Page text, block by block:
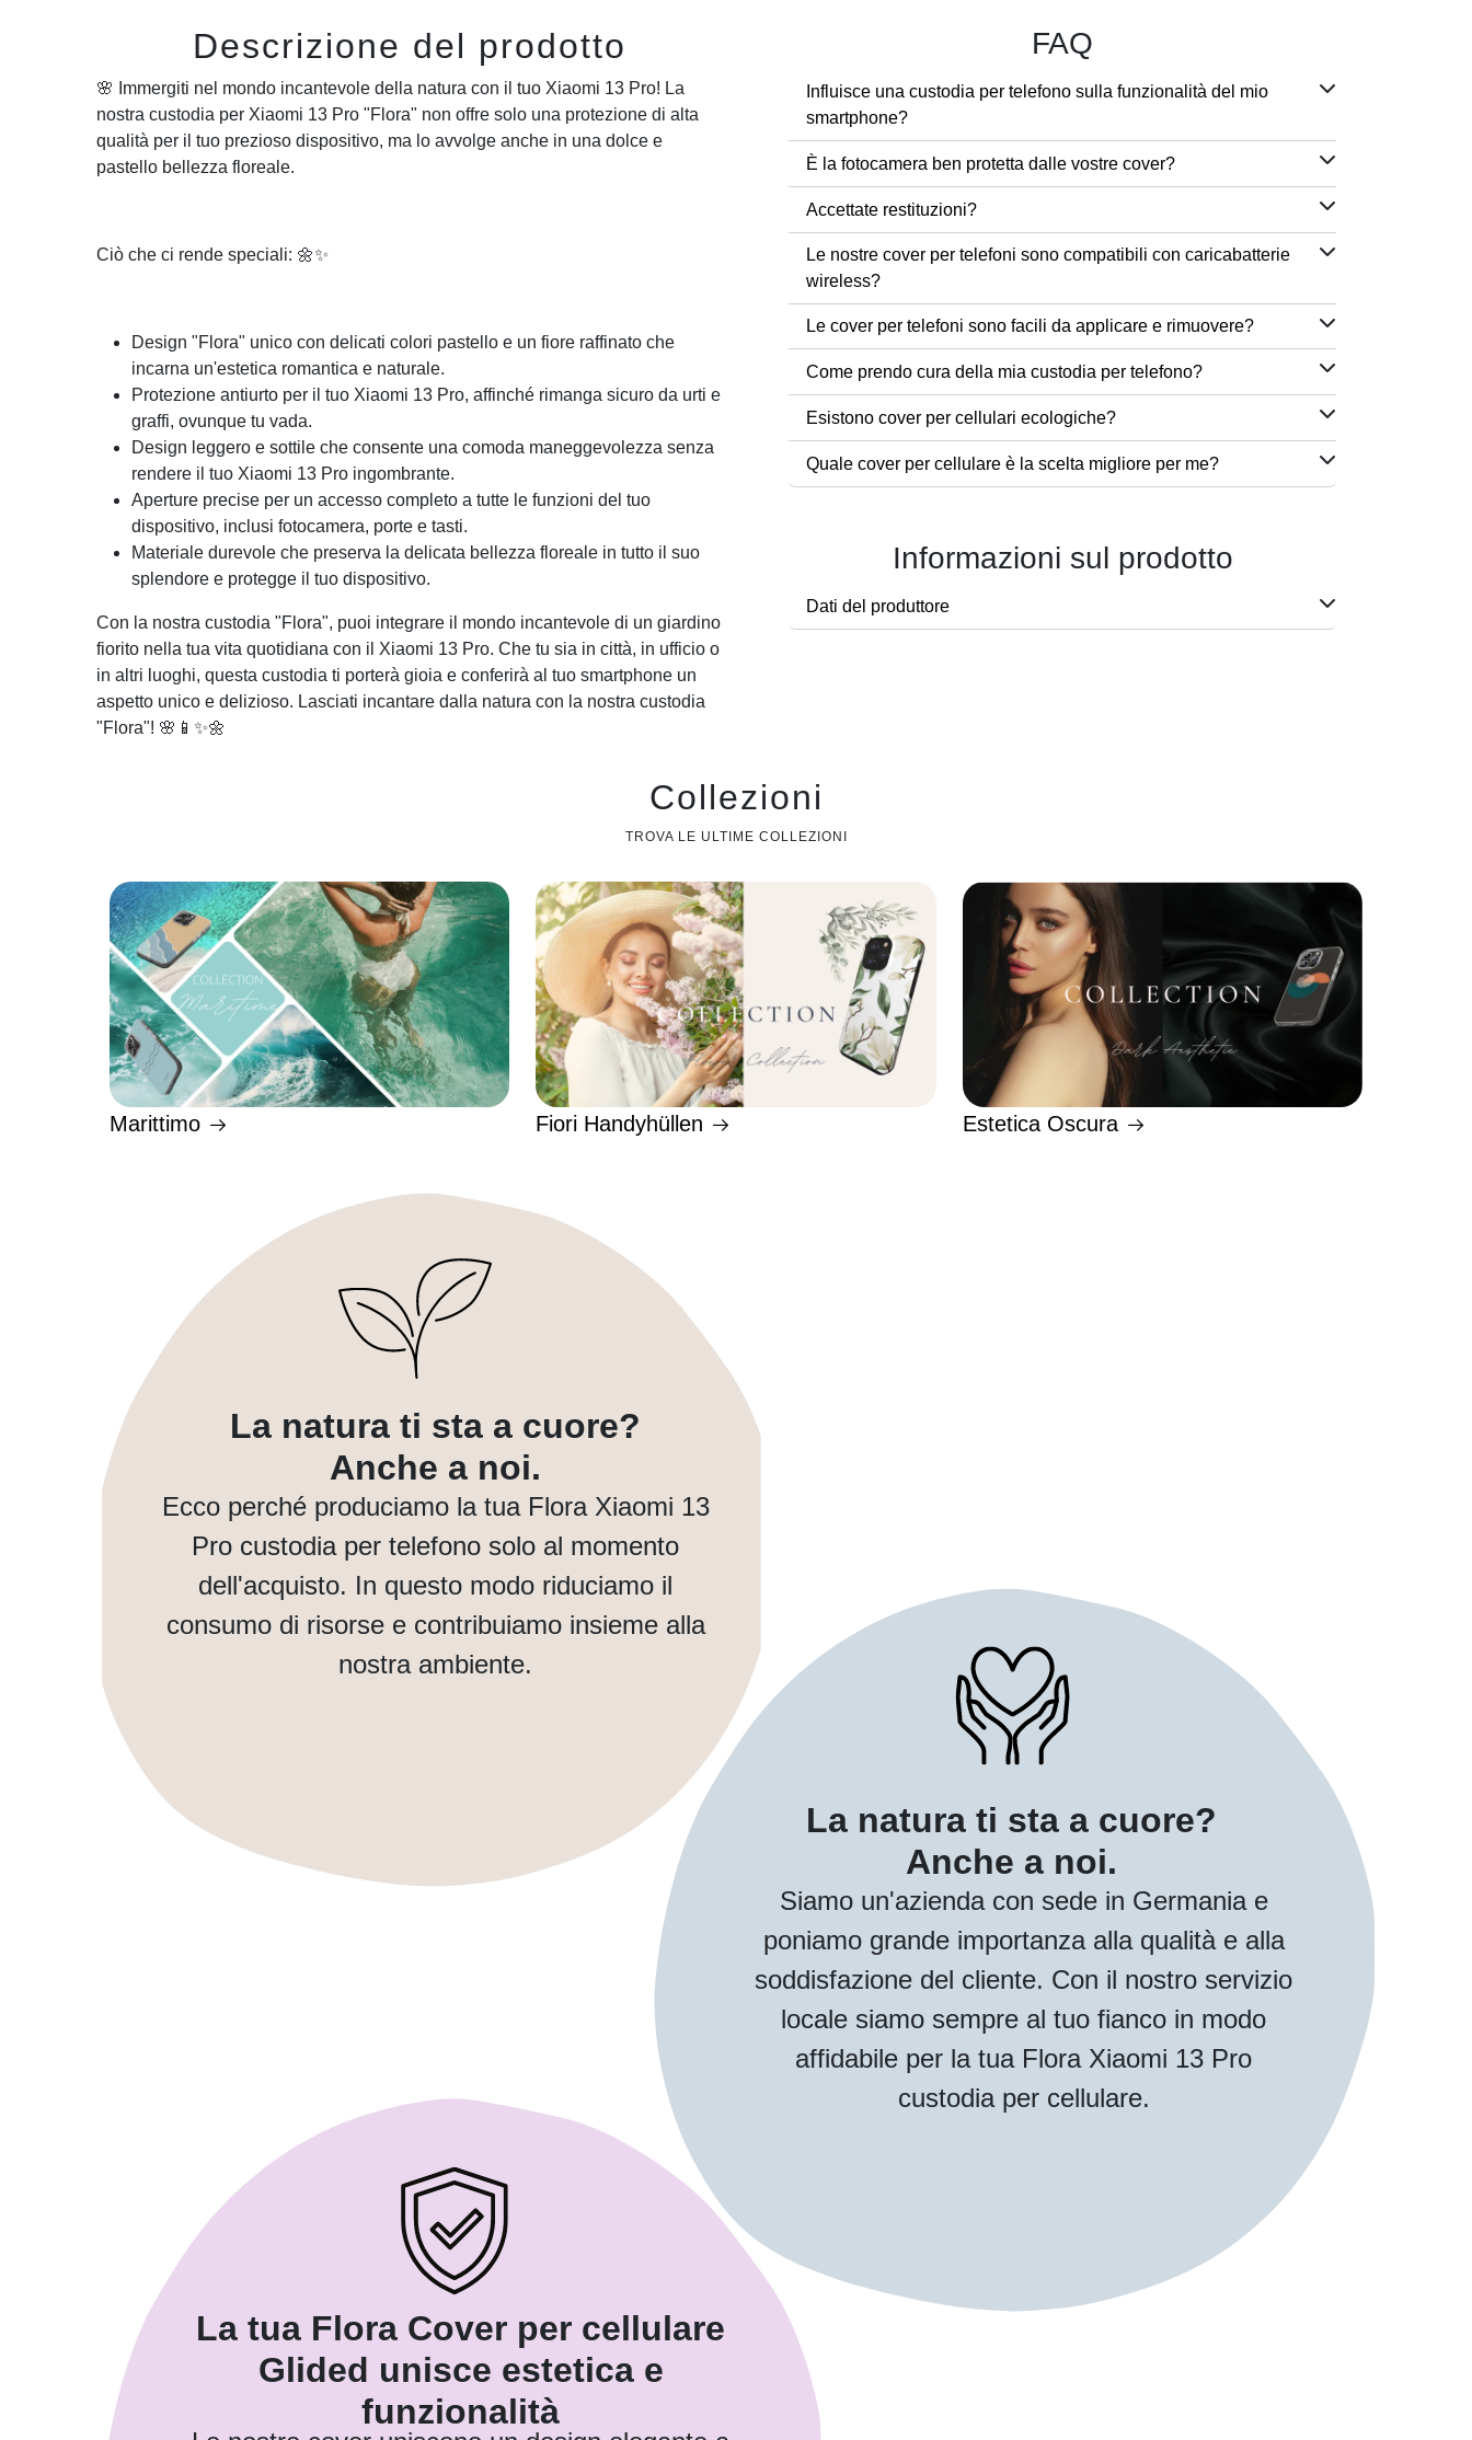
Descrizione del prodotto
🌸 Immergiti nel mondo incantevole della natura con il tuo Xiaomi 13 Pro! La
nostra custodia per Xiaomi 13 Pro "Flora" non offre solo una protezione di alta
qualità per il tuo prezioso dispositivo, ma lo avvolge anche in una dolce e
pastello bellezza floreale.
Ciò che ci rende speciali: 🌼✨
Design "Flora" unico con delicati colori pastello e un fiore raffinato che
incarna un'estetica romantica e naturale.
Protezione antiurto per il tuo Xiaomi 13 Pro, affinché rimanga sicuro da urti e
graffi, ovunque tu vada.
Design leggero e sottile che consente una comoda maneggevolezza senza
rendere il tuo Xiaomi 13 Pro ingombrante.
Aperture precise per un accesso completo a tutte le funzioni del tuo
dispositivo, inclusi fotocamera, porte e tasti.
Materiale durevole che preserva la delicata bellezza floreale in tutto il suo
splendore e protegge il tuo dispositivo.
Con la nostra custodia "Flora", puoi integrare il mondo incantevole di un giardino
fiorito nella tua vita quotidiana con il Xiaomi 13 Pro. Che tu sia in città, in ufficio o
in altri luoghi, questa custodia ti porterà gioia e conferirà al tuo smartphone un
aspetto unico e delizioso. Lasciati incantare dalla natura con la nostra custodia
"Flora"! 🌸📱✨🌼
FAQ
Influisce una custodia per telefono sulla funzionalità del mio
smartphone?
È la fotocamera ben protetta dalle vostre cover?
Accettate restituzioni?
Le nostre cover per telefoni sono compatibili con caricabatterie
wireless?
Le cover per telefoni sono facili da applicare e rimuovere?
Come prendo cura della mia custodia per telefono?
Esistono cover per cellulari ecologiche?
Quale cover per cellulare è la scelta migliore per me?
Informazioni sul prodotto
Dati del produttore
Collezioni
TROVA LE ULTIME COLLEZIONI
Marittimo Fiori Handyhüllen Estetica Oscura
La natura ti sta a cuore?
Anche a noi.
Ecco perché produciamo la tua Flora Xiaomi 13
Pro custodia per telefono solo al momento
dell'acquisto. In questo modo riduciamo il
consumo di risorse e contribuiamo insieme alla
nostra ambiente.
La natura ti sta a cuore?
Anche a noi.
Siamo un'azienda con sede in Germania e
poniamo grande importanza alla qualità e alla
soddisfazione del cliente. Con il nostro servizio
locale siamo sempre al tuo fianco in modo
affidabile per la tua Flora Xiaomi 13 Pro
custodia per cellulare.
La tua Flora Cover per cellulare
Glided unisce estetica e
funzionalità